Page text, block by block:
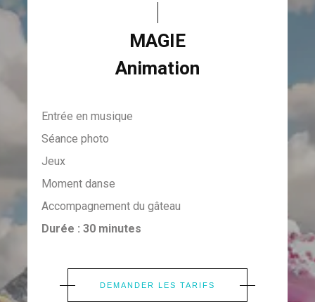
MAGIE
Animation
Entrée en musique
Séance photo
Jeux
Moment danse
Accompagnement du gâteau
Durée : 30 minutes
DEMANDER LES TARIFS